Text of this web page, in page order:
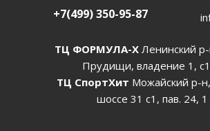
+7(499) 350-95-87
ТЦ ФОРМУЛА-ХЛенинский
Прудищи, владение 1,
ТЦ СпортХит Можайский р-
шоссе 31 с1, пав. 24,